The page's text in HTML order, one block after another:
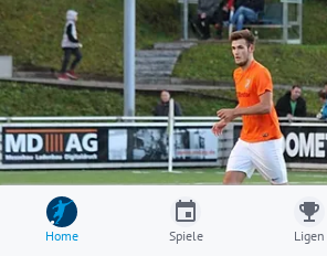
Home Spiele Ligen